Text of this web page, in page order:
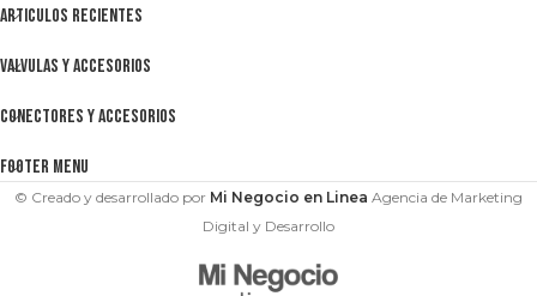
ARTICULOS RECIENTES
VALVULAS Y ACCESORIOS
CONECTORES Y ACCESORIOS
FOOTER MENU
© Creado y desarrollado por Mi Negocio en Linea Agencia de Marketing
Digital y Desarrollo